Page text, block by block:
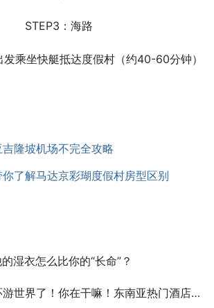
STEP3：海路
乘坐快艇抵达度假村（约40-60分钟）
隆坡机场不完全攻略
了解马达京彩瑚度假村房型区别
湿衣怎么比你的“长命”？
！你在干嘛！东南亚热门酒店推荐，选一个出发吧！